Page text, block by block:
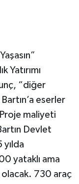
Yatırımı
“diğer
eserler
maliyeti
Devlet
yılda
yataklı ama
730 araç